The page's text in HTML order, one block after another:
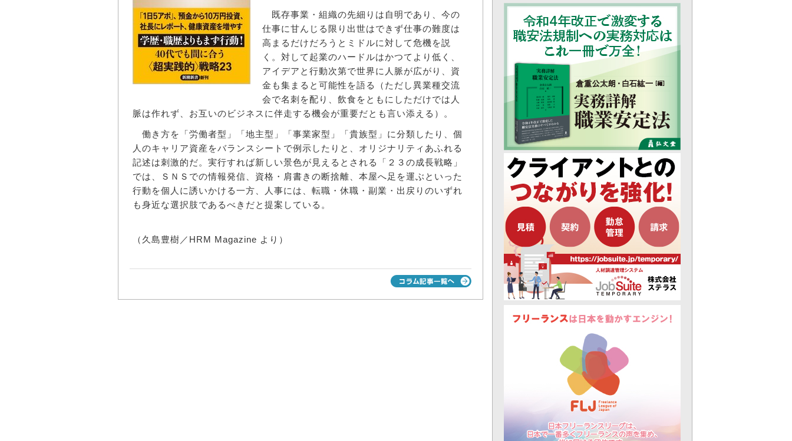
既存事業・組織の先細りは自明であり、今の
仕事に甘んじる限り出世はできず仕事の難度は
高まるだけだろうとミドルに対して危機を説
く。対して起業のハードルはかつてより低く、
アイデアと行動次第で世界に人脈が広がり、資
金も集まると可能性を語る（ただし異業種交流
会で名刺を配り、飲食をともにしただけでは人
脈は作れず、お互いのビジネスに伴走する機会が重要だとも言い添える）。
働き方を「労働者型」「地主型」「事業家型」「貴族型」に分類したり、個
人のキャリア資産をバランスシートで例示したりと、オリジナリティあふれる
記述は刺激的だ。実行すれば新しい景色が見えるとされる「２３の成長戦略」
では、ＳＮＳでの情報発信、資格・肩書きの断捨離、本屋へ足を運ぶといった
行動を個人に誘いかける一方、人事には、転職・休職・副業・出戻りのいずれ
も身近な選択肢であるべきだと提案している。
（久島豊樹／HRM Magazine より）